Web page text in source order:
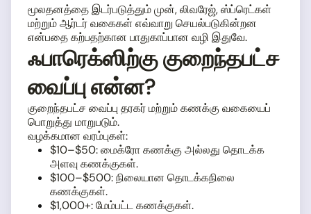
மூலதனத்தை இடர்படுத்தும் முன், லிவரேஜ், ஸ்ப்ரெட்கள்
மற்றும் ஆர்டர் வகைகள் எவ்வாறு செயல்படுகின்றன
என்பதை கற்பதற்கான பாதுகாப்பான வழி இதுவே.
ஃபாரெக்ஸிற்கு குறைந்தபட்ச
வைப்பு என்ன?
குறைந்தபட்ச வைப்பு தரகர் மற்றும் கணக்கு வகையைப்
பொறுத்து மாறுபடும்.
வழக்கமான வரம்புகள்:
$10–$50: மைக்ரோ கணக்கு அல்லது தொடக்க
அளவு கணக்குகள்.
$100–$500: நிலையான தொடக்கநிலை
கணக்குகள்.
$1,000+: மேம்பட்ட கணக்குகள்.